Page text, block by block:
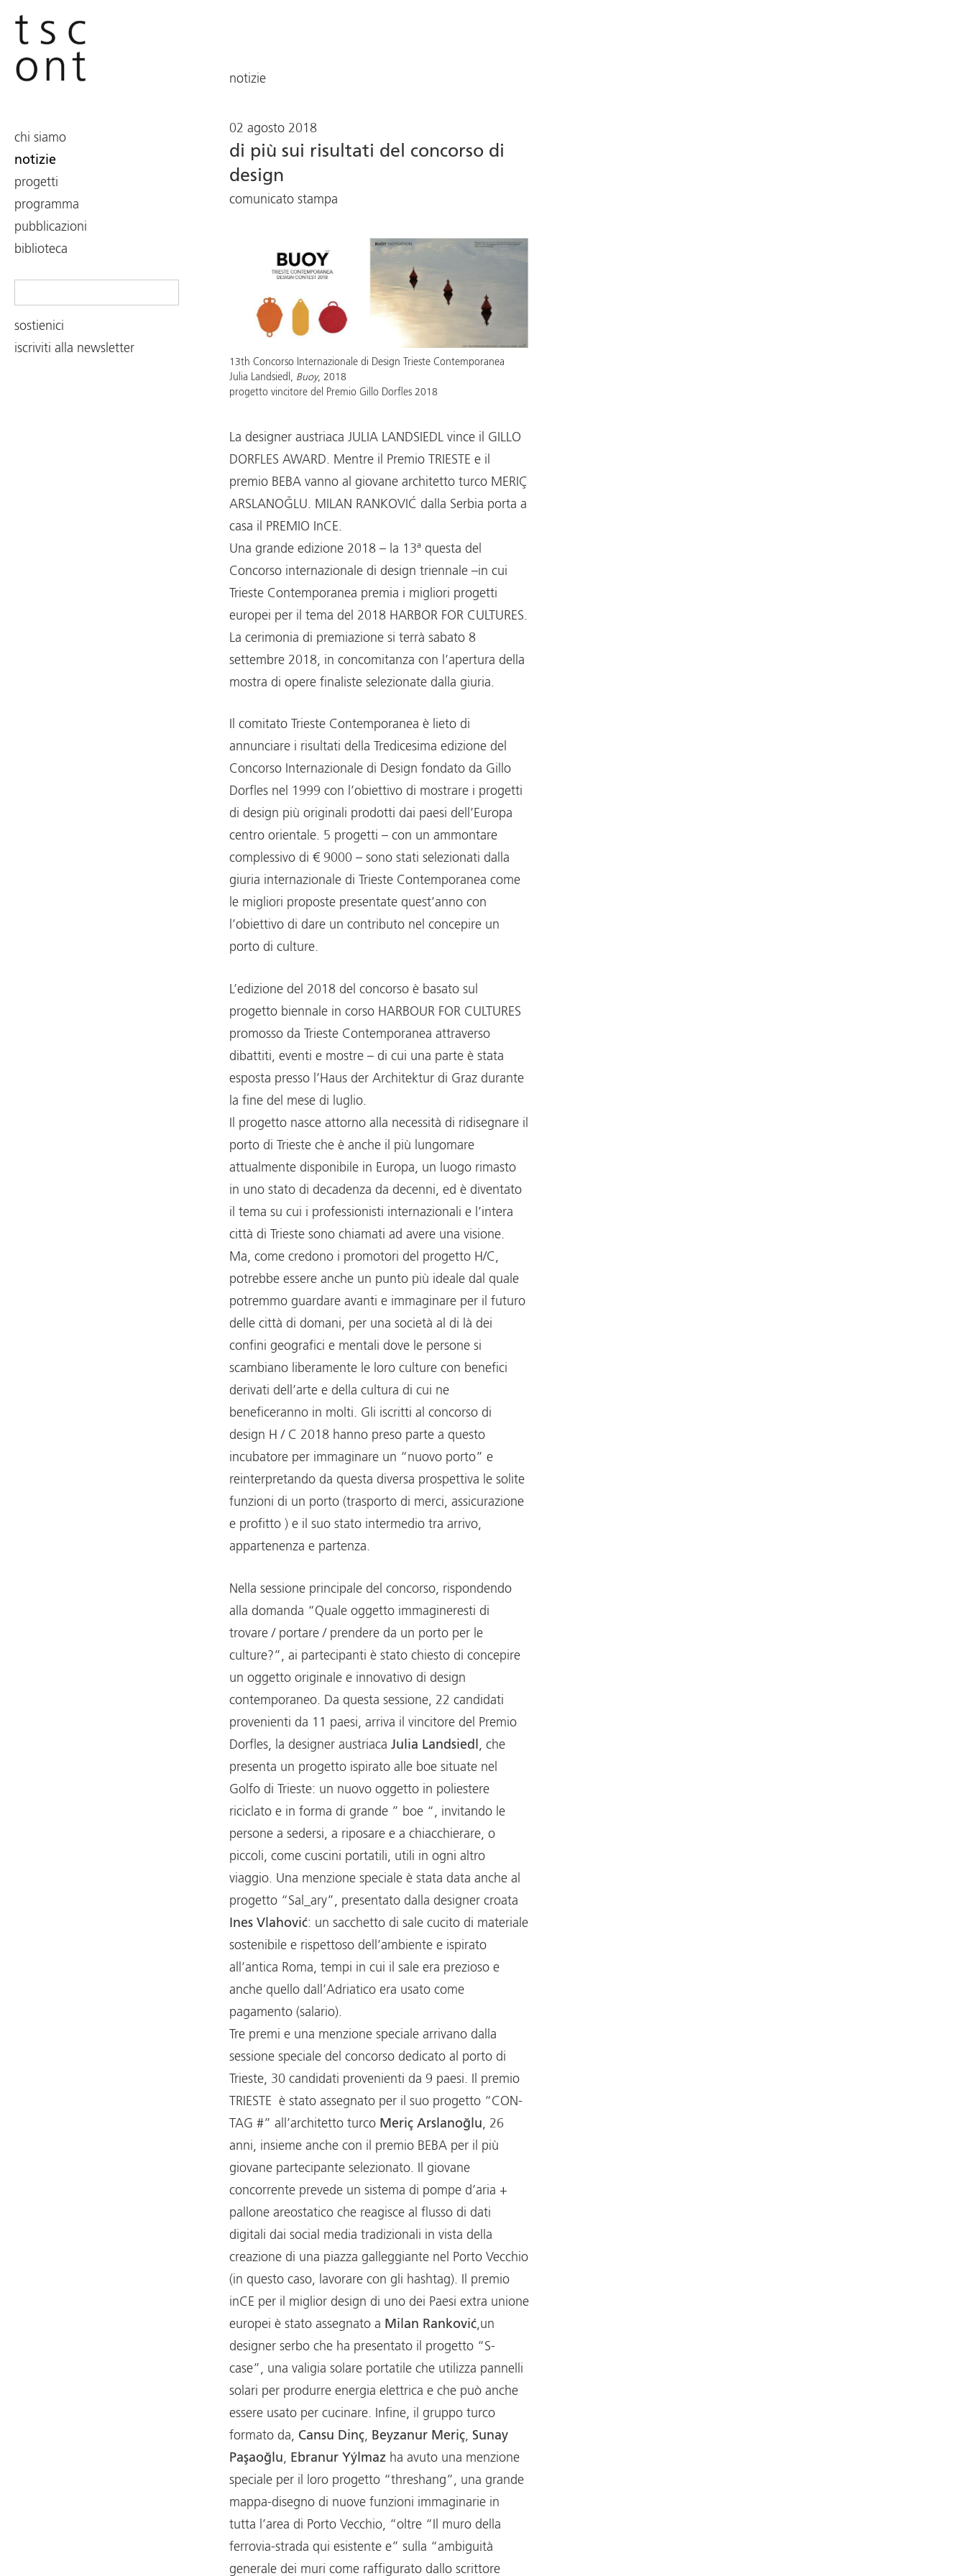
chi siamo
notizie
progetti
programma
pubblicazioni
biblioteca
sostienici
iscriviti alla newsletter
notizie
02 agosto 2018
di più sui risultati del concorso di
design
comunicato stampa
13th Concorso Internazionale di Design Trieste Contemporanea
Julia Landsiedl, Buoy, 2018
progetto vincitore del Premio Gillo Dorfles 2018
La designer austriaca JULIA LANDSIEDL vince il GILLO
DORFLES AWARD. Mentre il Premio TRIESTE e il
premio BEBA vanno al giovane architetto turco MERIÇ
ARSLANOĞLU. MILAN RANKOVIĆ dalla Serbia porta a
casa il PREMIO InCE.
Una grande edizione 2018 – la 13ª questa del
Concorso internazionale di design triennale –in cui
Trieste Contemporanea premia i migliori progetti
europei per il tema del 2018 HARBOR FOR CULTURES.
La cerimonia di premiazione si terrà sabato 8
settembre 2018, in concomitanza con l’apertura della
mostra di opere finaliste selezionate dalla giuria.
Il comitato Trieste Contemporanea è lieto di
annunciare i risultati della Tredicesima edizione del
Concorso Internazionale di Design fondato da Gillo
Dorfles nel 1999 con l’obiettivo di mostrare i progetti
di design più originali prodotti dai paesi dell’Europa
centro orientale. 5 progetti – con un ammontare
complessivo di € 9000 – sono stati selezionati dalla
giuria internazionale di Trieste Contemporanea come
le migliori proposte presentate quest’anno con
l’obiettivo di dare un contributo nel concepire un
porto di culture.
L’edizione del 2018 del concorso è basato sul
progetto biennale in corso HARBOUR FOR CULTURES
promosso da Trieste Contemporanea attraverso
dibattiti, eventi e mostre – di cui una parte è stata
esposta presso l’Haus der Architektur di Graz durante
la fine del mese di luglio.
Il progetto nasce attorno alla necessità di ridisegnare il
porto di Trieste che è anche il più lungomare
attualmente disponibile in Europa, un luogo rimasto
in uno stato di decadenza da decenni, ed è diventato
il tema su cui i professionisti internazionali e l’intera
città di Trieste sono chiamati ad avere una visione.
Ma, come credono i promotori del progetto H/C,
potrebbe essere anche un punto più ideale dal quale
potremmo guardare avanti e immaginare per il futuro
delle città di domani, per una società al di là dei
confini geografici e mentali dove le persone si
scambiano liberamente le loro culture con benefici
derivati dell’arte e della cultura di cui ne
beneficeranno in molti. Gli iscritti al concorso di
design H / C 2018 hanno preso parte a questo
incubatore per immaginare un “nuovo porto” e
reinterpretando da questa diversa prospettiva le solite
funzioni di un porto (trasporto di merci, assicurazione
e profitto ) e il suo stato intermedio tra arrivo,
appartenenza e partenza.
Nella sessione principale del concorso, rispondendo
alla domanda “Quale oggetto immagineresti di
trovare / portare / prendere da un porto per le
culture?”, ai partecipanti è stato chiesto di concepire
un oggetto originale e innovativo di design
contemporaneo. Da questa sessione, 22 candidati
provenienti da 11 paesi, arriva il vincitore del Premio
Dorfles, la designer austriaca Julia Landsiedl
, che
presenta un progetto ispirato alle boe situate nel
Golfo di Trieste: un nuovo oggetto in poliestere
riciclato e in forma di grande ” boe “, invitando le
persone a sedersi, a riposare e a chiacchierare, o
piccoli, come cuscini portatili, utili in ogni altro
viaggio. Una menzione speciale è stata data anche al
progetto “Sal_ary”, presentato dalla designer croata
Ines Vlahović: un sacchetto di sale cucito di materiale
sostenibile e rispettoso dell’ambiente e ispirato
all’antica Roma, tempi in cui il sale era prezioso e
anche quello dall’Adriatico era usato come
pagamento (salario).
Tre premi e una menzione speciale arrivano dalla
sessione speciale del concorso dedicato al porto di
Trieste, 30 candidati provenienti da 9 paesi. Il premio
TRIESTE è stato assegnato per il suo progetto “CON-
TAG #” all’architetto turco Meriç Arslanoğlu , 26
anni, insieme anche con il premio BEBA per il più
giovane partecipante selezionato. Il giovane
concorrente prevede un sistema di pompe d’aria +
pallone areostatico che reagisce al flusso di dati
digitali dai social media tradizionali in vista della
creazione di una piazza galleggiante nel Porto Vecchio
(in questo caso, lavorare con gli hashtag). Il premio
inCE per il miglior design di uno dei Paesi extra unione
europei è stato assegnato a Milan Ranković,un
designer serbo che ha presentato il progetto “S-
case”, una valigia solare portatile che utilizza pannelli
solari per produrre energia elettrica e che può anche
essere usato per cucinare. Infine, il gruppo turco
formato da, Cansu Dinç, Beyzanur Meriç, Sunay
Paşaoğlu
Ebranur Yýlmaz ha avuto una menzione
speciale per il loro progetto “threshang”, una grande
mappa-disegno di nuove funzioni immaginarie in
tutta l’area di Porto Vecchio, “oltre “Il muro della
ferrovia-strada qui esistente e” sulla “ambiguità
generale dei muri come raffigurato dallo scrittore